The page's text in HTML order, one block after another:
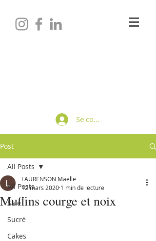
Se connecter
Post
All Posts
Salé
Sucré
Cakes
All Posts
Muffins courge et noix
LAURENSON Maelle
12 mars 2020 1 min de lecture